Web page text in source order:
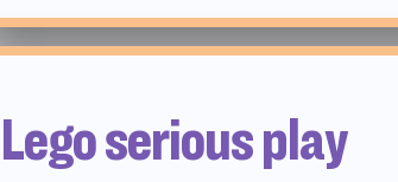
Lego serious play